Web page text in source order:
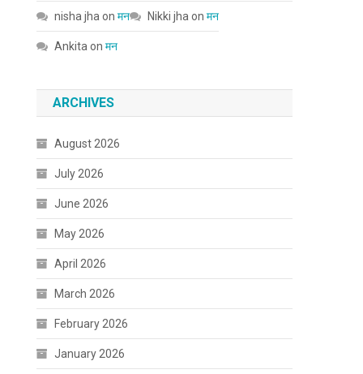
nisha jha onमन Nikki jha onमन
Ankita onमन
ARCHIVES
August 2026
July 2026
June 2026
May 2026
April 2026
March 2026
February 2026
January 2026